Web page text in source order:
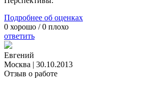
Подробнее об оценках
0 хорошо /0 плохо
ответить
Евгений
Москва | 30.10.2013
Отзыв о работе